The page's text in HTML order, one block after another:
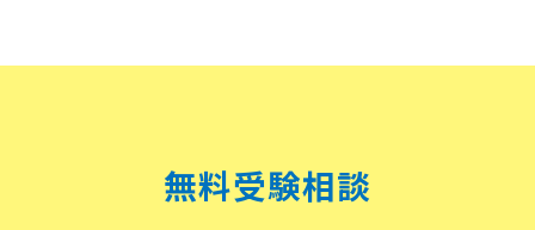
無料受験相談